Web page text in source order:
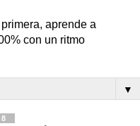
aprende a
con un ritmo
▼